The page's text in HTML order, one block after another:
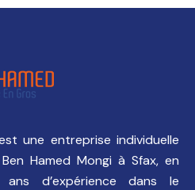
une entreprise individuelle
Hamed Mongi à Sfax, en
d’expérience dans le